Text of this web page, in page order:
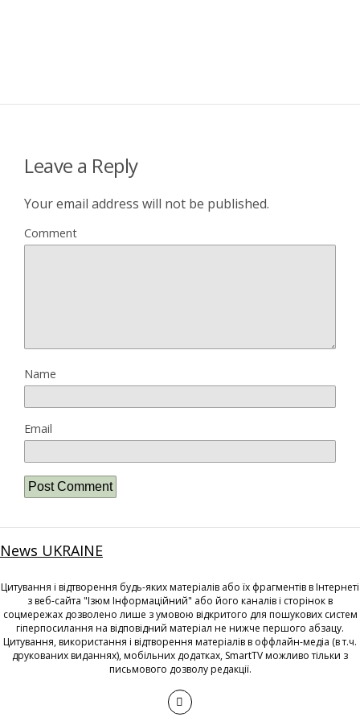
Leave a Reply
Your email address will not be published.
Comment
Name
Email
News UKRAINE
Цитування і відтворення будь-яких матеріалів або їх фрагментів в Інтернеті
з веб-сайта "Ізюм Інформаційний" або його каналів і сторінок в
соцмережах дозволено лише з умовою відкритого для пошукових систем
гіперпосилання на відповідний матеріал не нижче першого абзацу.
Цитування, використання і відтворення матеріалів в оффлайн-медіа (в т.ч.
друкованих виданнях), мобільних додатках, SmartTV можливо тільки з
письмового дозволу редакції.